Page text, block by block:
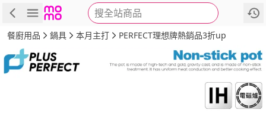
搜全站商品
商品 評價 詳情
餐廚用品 鍋具 本月主打 PERFECT理想牌熱銷品3折up